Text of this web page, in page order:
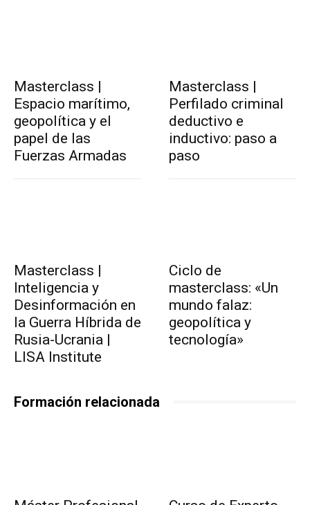
Masterclass |
Espacio marítimo,
geopolítica y el
papel de las
Fuerzas Armadas
Masterclass |
Perfilado criminal
deductivo e
inductivo: paso a
paso
Masterclass |
Inteligencia y
Desinformación en
la Guerra Híbrida de
Rusia-Ucrania |
LISA Institute
Ciclo de
masterclass: «Un
mundo falaz:
geopolítica y
tecnología»
Formación relacionada